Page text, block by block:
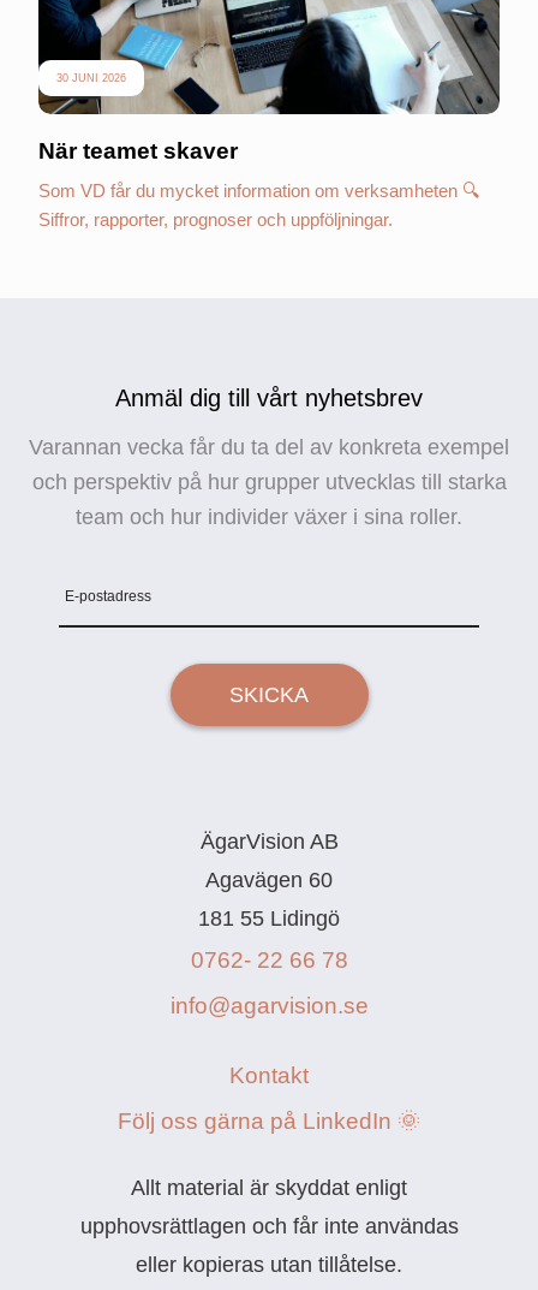
30 JUNI 2026
När teamet skaver
Som VD får du mycket information om verksamheten 🔍
Siffror, rapporter, prognoser och uppföljningar.
Anmäl dig till vårt nyhetsbrev
Varannan vecka får du ta del av konkreta exempel
och perspektiv på hur grupper utvecklas till starka
team och hur individer växer i sina roller.
E-postadress
SKICKA
ÄgarVision AB
Agavägen 60
181 55 Lidingö
0762- 22 66 78
info@agarvision.se
Kontakt
Följ oss gärna på LinkedIn 🌞
Allt material är skyddat enligt
upphovsrättlagen och får inte användas
eller kopieras utan tillåtelse.